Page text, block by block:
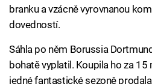
branku a vzácně vyrovnanou
dovedností.
Sáhla po něm Borussia
bohatě vyplatil. Koupila ho za 15
jedné fantastické sezoně